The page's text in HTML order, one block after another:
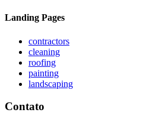
Landing Pages
contractors
cleaning
roofing
painting
landscaping
Contato